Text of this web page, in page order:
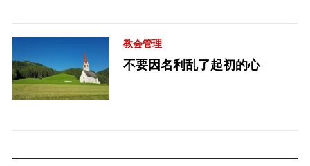
教会管理
不要因名利乱了起初的心